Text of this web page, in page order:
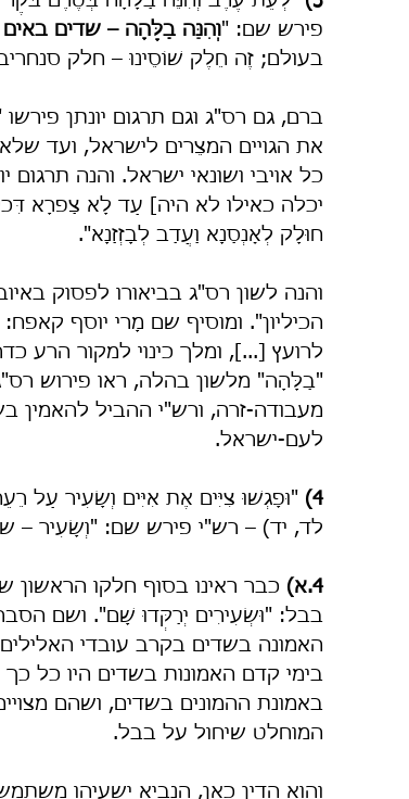
פירש שם: "וְהִנֵּה בַלָּהָה – שדים באים
בעולם; זֶה חֵלֶק שׁוֹסֵינוּ – חלק סנחריב
ברם, גם רס"ג וגם תרגום יונתן
את הגויים המצֵרים לישראל, ועד
כל אויבי ושונאי ישראל. והנה
יכלה כאילו לא היה] עַד לָא צַפרָא
חוּלָק לְאָנְסַנָא וַעֲדַב לְבָזְזַנָא".
והנה לשון רס"ג בביאורו לפסוק
הכיליון". ומוסיף שם מָרי יוסף
לרועץ [...], ומלך כינוי למקור הרע
"בַלָּהָה" מלשון בהלה, ראו פירוש
מעבודה-זרה, ורש"י ההביל להאמין
לעם-ישראל.
4)
"וּפָגְשׁוּ צִיִּים אֶת אִיִּים וְשָׂעִיר עַל
לד, יד) – רש"י פירש שם: "וְשָׂעִיר –
4.א)
כבר ראינו בסוף חלקו הראשון
בבל: "וּשְׂעִירִים יְרַקְּדוּ שָׁם". ושם
האמונה בשדים בקרב עובדי
בימי קדם האמונות בשדים היו כל
באמונת ההמונים בשדים, ושהם
המוחלט שיחול על בבל.
והוא הדין כאן, הנביא ישעיהו